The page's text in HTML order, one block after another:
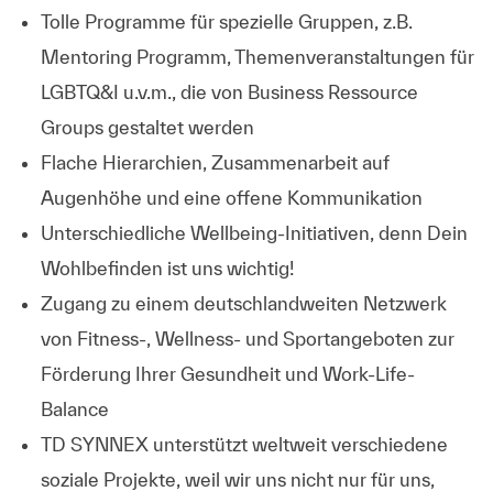
Tolle Programme für spezielle Gruppen, z.B.
Mentoring Programm, Themenveranstaltungen für
LGBTQ&I u.v.m., die von Business Ressource
Groups gestaltet werden
Flache Hierarchien, Zusammenarbeit auf
Augenhöhe und eine offene Kommunikation
Unterschiedliche Wellbeing-Initiativen, denn Dein
Wohlbefinden ist uns wichtig!
Zugang zu einem deutschlandweiten Netzwerk
von Fitness-, Wellness- und Sportangeboten zur
Förderung Ihrer Gesundheit und Work-Life-
Balance
TD SYNNEX unterstützt weltweit verschiedene
soziale Projekte, weil wir uns nicht nur für uns,